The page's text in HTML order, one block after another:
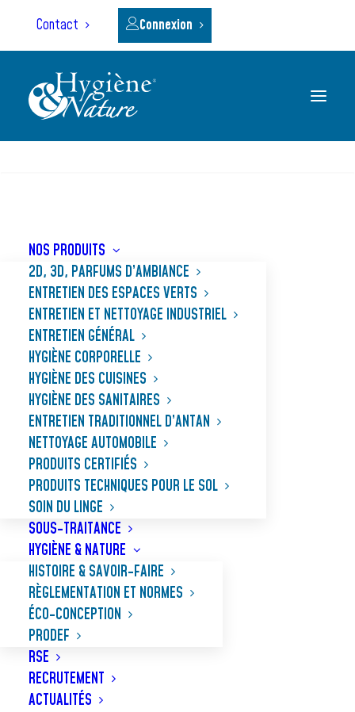
Contact Connexion
NOS PRODUITS
2D, 3D, PARFUMS D’AMBIANCE
ENTRETIEN DES ESPACES VERTS
ENTRETIEN ET NETTOYAGE INDUSTRIEL
ENTRETIEN GÉNÉRAL
HYGIÈNE CORPORELLE
HYGIÈNE DES CUISINES
HYGIÈNE DES SANITAIRES
ENTRETIEN TRADITIONNEL D’ANTAN
NETTOYAGE AUTOMOBILE
PRODUITS CERTIFIÉS
PRODUITS TECHNIQUES POUR LE SOL
SOIN DU LINGE
SOUS-TRAITANCE
HYGIÈNE & NATURE
HISTOIRE & SAVOIR-FAIRE
RÈGLEMENTATION ET NORMES
ÉCO-CONCEPTION
PRODEF
RSE
RECRUTEMENT
ACTUALITÉS
DÉCAPANT CIMENT
Décapant puissant pour le nettoyage et
Panneau de gestion des cookies